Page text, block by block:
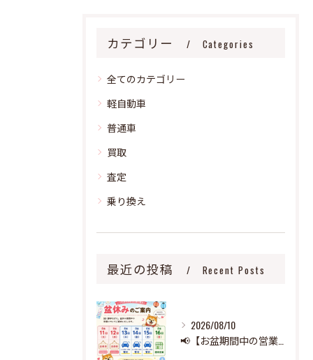
カテゴリー Categories
全てのカテゴリー
軽自動車
普通車
買取
査定
乗り換え
最近の投稿 Recent Posts
2026/08/10